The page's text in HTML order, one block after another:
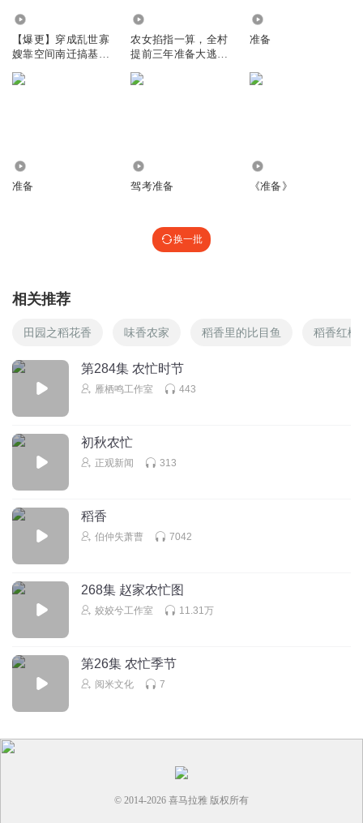
啥情况！隔壁都2.5w月票啦答应好的爆更十集呢
回复 2026-03-28
飞飞_cz8
又追平了，赶紧爆更呀
木子李烦
能多更新点吗？，老不够听的
回复 2026-03-28 3
颜控声控手控
这部剧我喜欢听，跟《团宠妹妹是真千金》一样总是听不
够。
回复 2026-03-29
听友474026325回复 @ 颜控声控手控
满才子和善美人
打到了野鸡和野兔，小宝又有肉肉吃了！
回复
【爆更】穿成乱世寡
嫂靠空间南迁搞基建
大逃荒原班人马丨多
农女掐指一算，全村
提前三年准备大逃荒
准备
准备 驾考准备 《准备》
换一批
相关推荐
田园之稻花香 味香农家 稻香里的比目鱼 稻香红楼
第284集 农忙时节
雁栖鸣工作室 443
初秋农忙
正观新闻 313
稻香
伯仲失萧曹 7042
268集 赵家农忙图
姣姣兮工作室 11.31万
第26集 农忙季节
阅米文化 7
© 2014-2026 喜马拉雅 版权所有